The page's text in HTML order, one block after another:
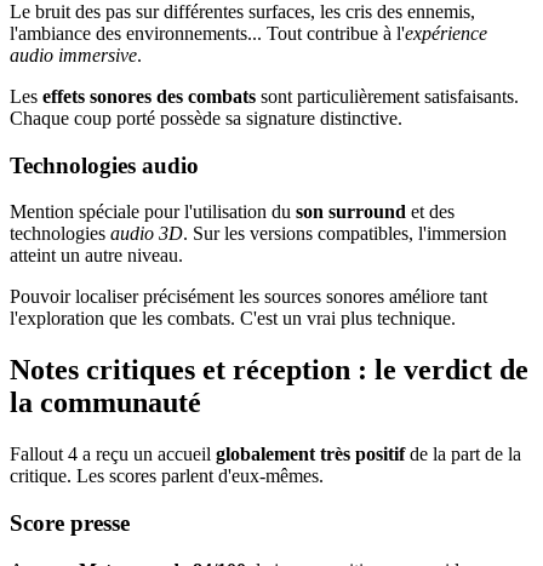
Le bruit des pas sur différentes surfaces, les cris des ennemis,
l'ambiance des environnements... Tout contribue à l'expérience
audio immersive.
Les effets sonores des combats sont particulièrement satisfaisants.
Chaque coup porté possède sa signature distinctive.
Technologies audio
Mention spéciale pour l'utilisation du son surround et des
technologies audio 3D. Sur les versions compatibles, l'immersion
atteint un autre niveau.
Pouvoir localiser précisément les sources sonores améliore tant
l'exploration que les combats. C'est un vrai plus technique.
Notes critiques et réception : le verdict de
la communauté
Fallout 4 a reçu un accueil globalement très positifde la part de la
critique. Les scores parlent d'eux-mêmes.
Score presse